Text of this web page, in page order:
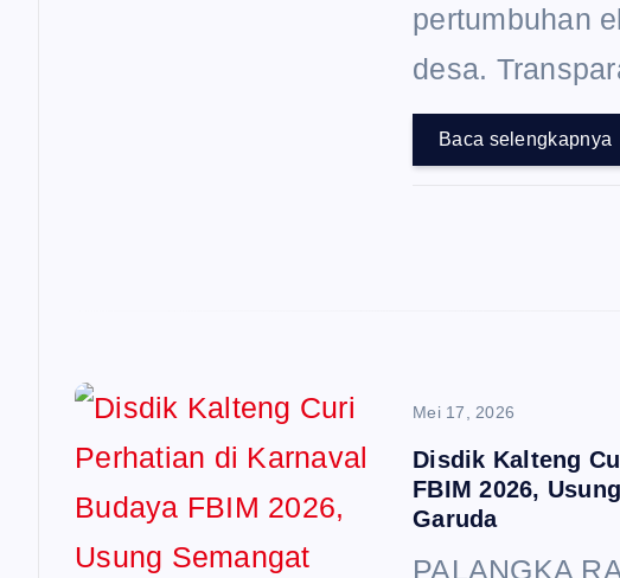
pertumbuhan
desa.
Baca selengkapnya
Mei 17, 2026
Disdik Kalteng
FBIM 2026,
Garuda
PALANGKA